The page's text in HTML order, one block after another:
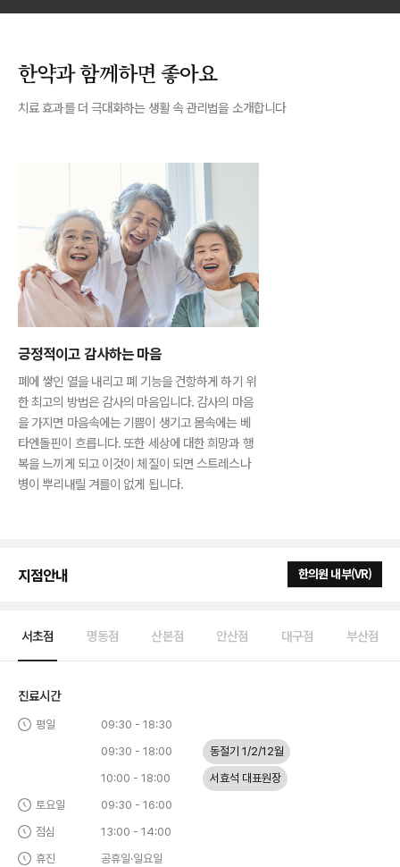
한약과 함께하면 좋아요
치료 효과를 더 극대화하는 생활 속 관리법을 소개합니다
긍정적이고 감사하는 마음
폐에 쌓인 열을 내리고 폐 기능을 건항하게 하기 위
한 최고의 방법은 감사의 마음입니다. 감사의 마음
을 가지면 마음속에는 기쁨이 생기고 몸속에는 베
타엔돌핀이 흐릅니다. 또한 세상에 대한 희망과 행
복을 느끼게 되고 이것이 체질이 되면 스트레스나
병이 뿌리내릴 겨를이 없게 됩니다.
지점안내 한의원 내부(VR)
서초점 명동점 산본점 안산점 대구점 부산점
진료시간
평일
09:30 - 18:30
09:30 - 18:00
동절기 1/2/12월
10:00 - 18:00
서효석 대표원장
토요일
09:30 - 16:00
점심
13:00 - 14:00
휴진
공휴일·일요일